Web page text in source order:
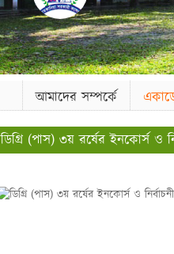
আমাদের সম্পর্কে
ডিগ্রি (পাস) ৩য় রর্ষের ইনকোর্স ও